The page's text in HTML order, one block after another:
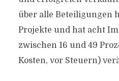
über alle Beteiligungen
Projekte und hat acht
zwischen 16 und 49
Kosten, vor Steuern)